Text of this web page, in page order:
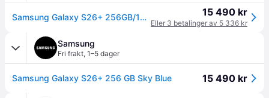
Samsung Galaxy S26+ 256GB/12GB - Sky Blue 15 490 kr
Eller 3 betalinger av 5 336 kr
Samsung
Fri frakt, 1–5 dager
Samsung Galaxy S26+ 256 GB Sky Blue 15 490 kr